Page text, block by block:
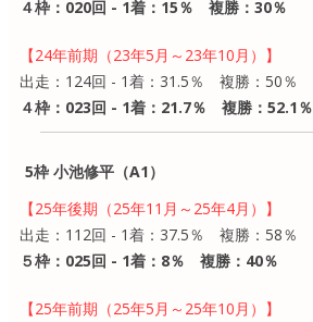
４枠：020回 - 1着：15％ 複勝：30％
【24年前期（23年5月～23年10月）】
出走：124回 - 1着：31.5％ 複勝：50％
４枠：023回 - 1着：21.7％ 複勝：52.1％
5枠 小池修平（A1）
【25年後期（25年11月～25年4月）】
出走：112回 - 1着：37.5％ 複勝：58％
５枠：025回 - 1着：8％ 複勝：40％
【25年前期（25年5月～25年10月）】